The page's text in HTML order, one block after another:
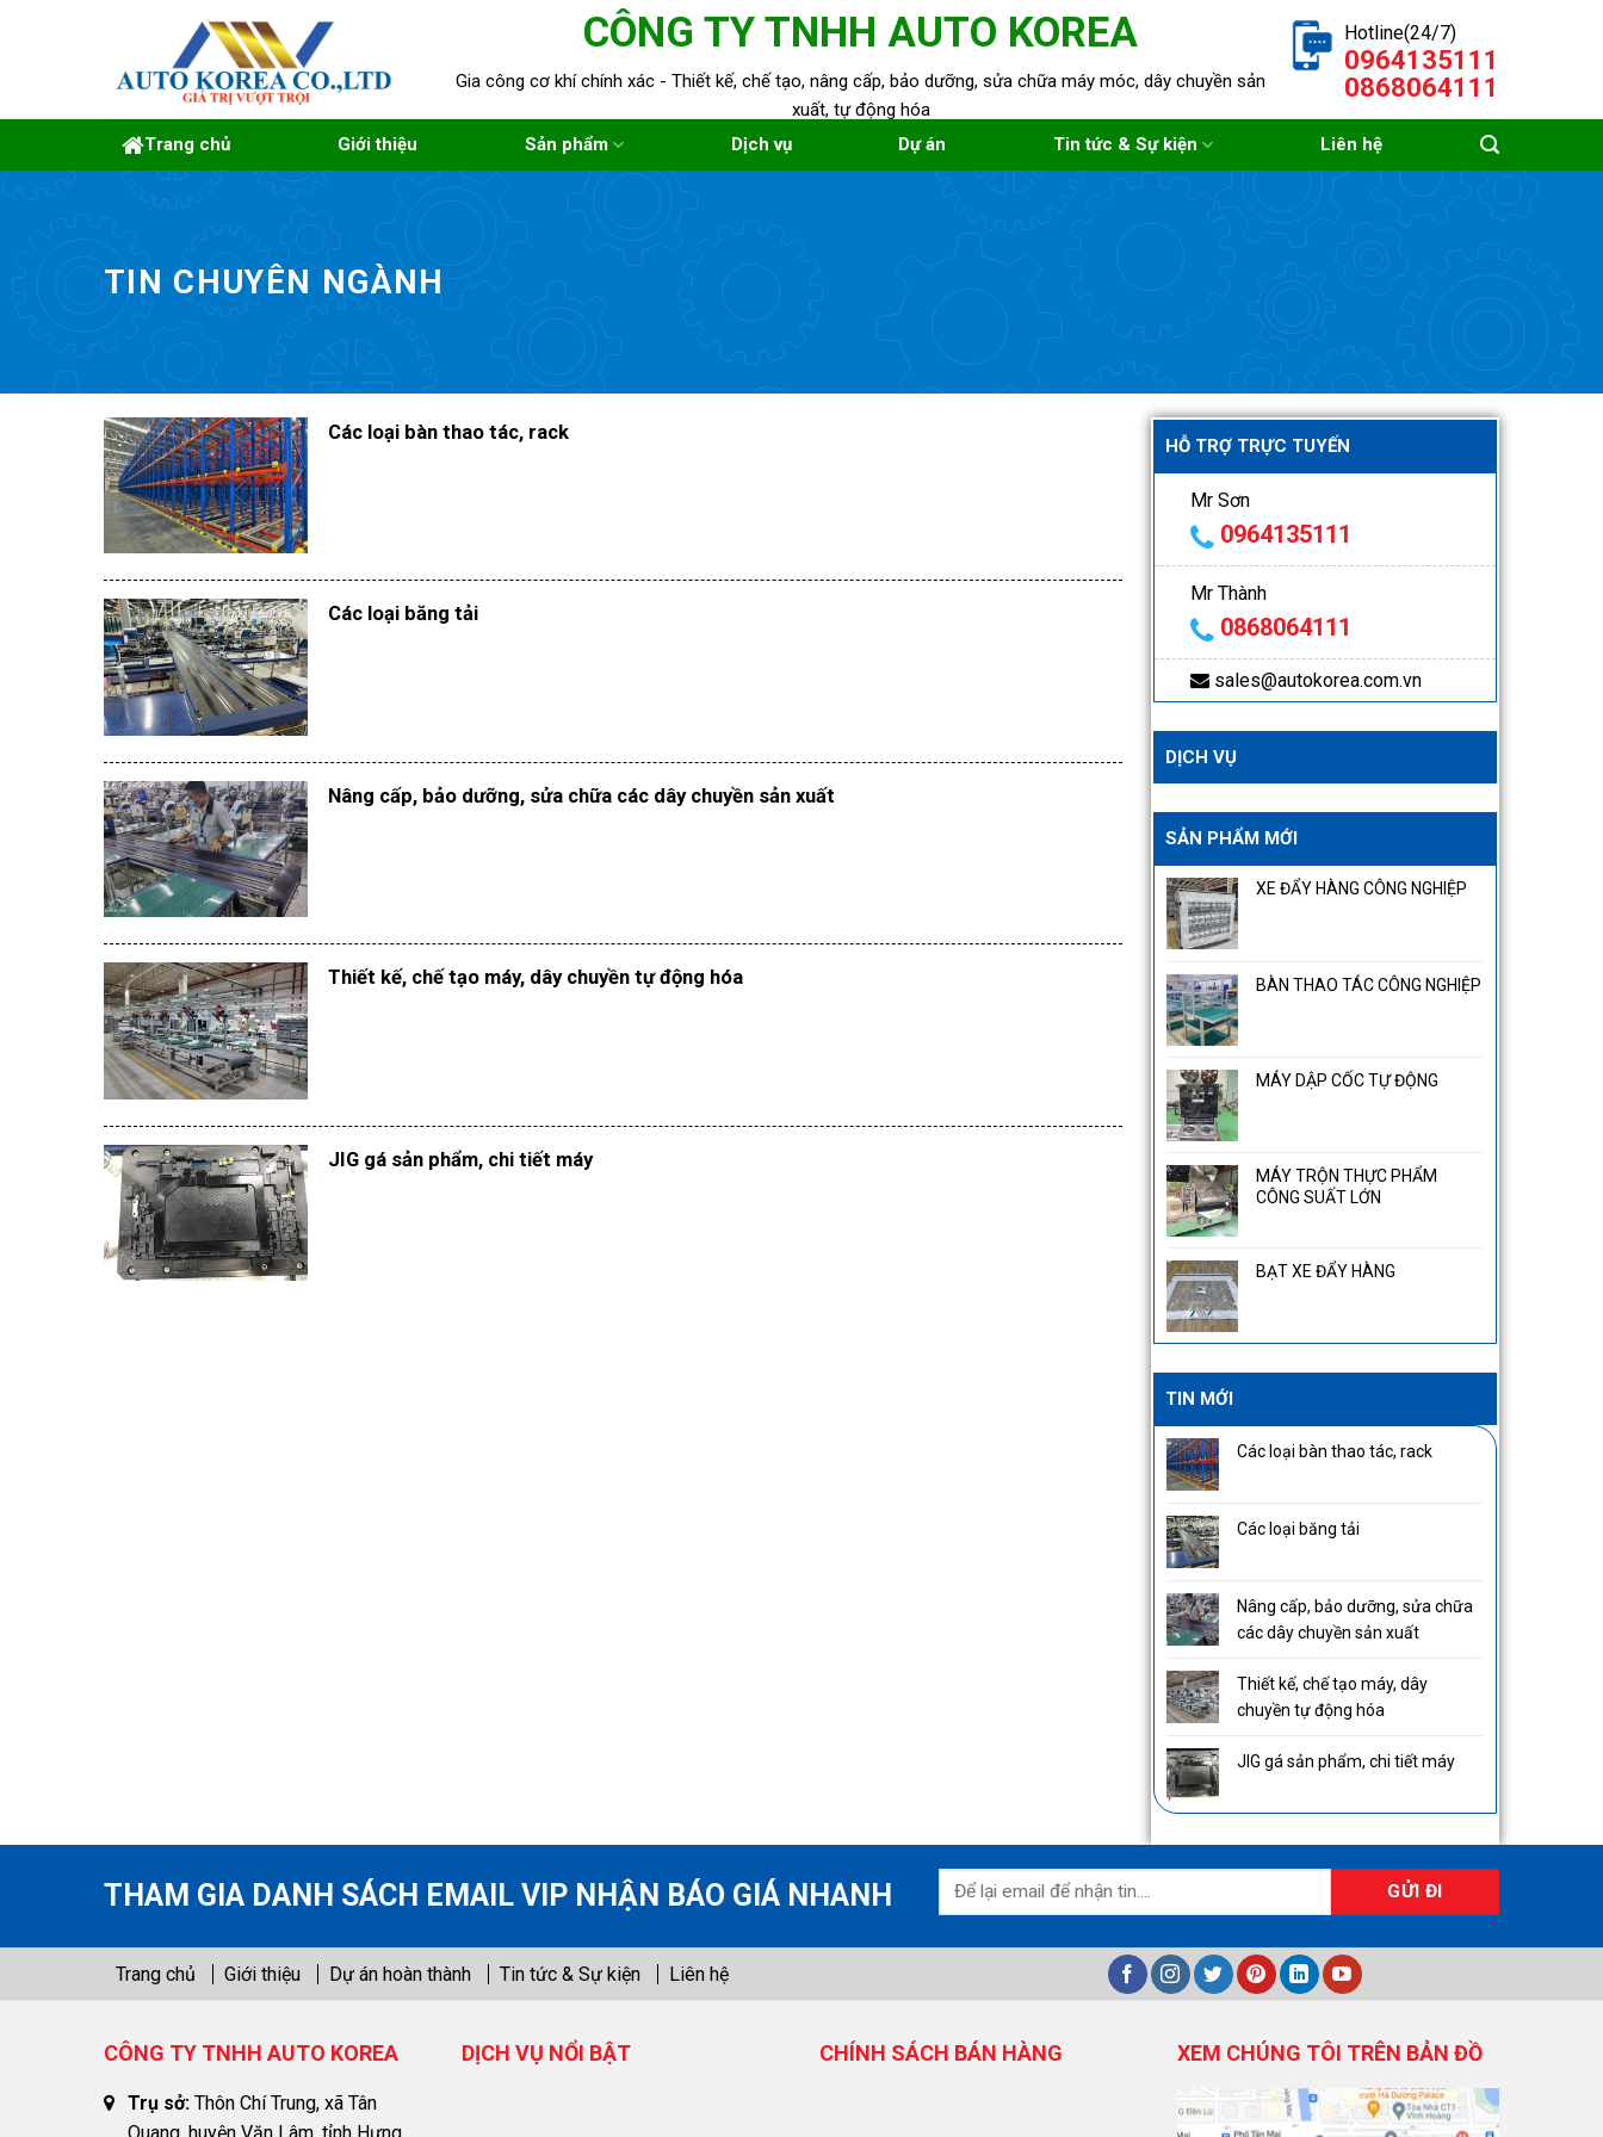
CÔNG TY TNHH AUTO KOREA
Gia công cơ khí chính xác - Thiết kế, chế tạo, nâng cấp, bảo dưỡng, sửa chữa máy móc, dây chuyền sản
xuất, tự động hóa
Hotline(24/7)
0964135111
0868064111
Trang chủ Giới thiệu Sản phẩm Dịch vụ Dự án Tin tức & Sự kiện Liên hệ
TIN CHUYÊN NGÀNH
Các loại bàn thao tác, rack
Các loại băng tải
Nâng cấp, bảo dưỡng, sửa chữa các dây chuyền sản xuất
Thiết kế, chế tạo máy, dây chuyền tự động hóa
JIG gá sản phẩm, chi tiết máy
HỖ TRỢ TRỰC TUYẾN
Mr Sơn
0964135111
Mr Thành
0868064111
sales@autokorea.com.vn
DỊCH VỤ
SẢN PHẨM MỚI
XE ĐẨY HÀNG CÔNG NGHIỆP
BÀN THAO TÁC CÔNG NGHIỆP
MÁY DẬP CỐC TỰ ĐỘNG
MÁY TRỘN THỰC PHẨM
CÔNG SUẤT LỚN
BẠT XE ĐẨY HÀNG
TIN MỚI
Các loại bàn thao tác, rack
Các loại băng tải
Nâng cấp, bảo dưỡng, sửa chữa
các dây chuyền sản xuất
Thiết kế, chế tạo máy, dây
chuyền tự động hóa
JIG gá sản phẩm, chi tiết máy
THAM GIA DANH SÁCH EMAIL VIP NHẬN BÁO GIÁ NHANH
Trang chủ Giới thiệu Dự án hoàn thành Tin tức & Sự kiện Liên hệ
CÔNG TY TNHH AUTO KOREA
Trụ sở: Thôn Chí Trung, xã Tân
DỊCH VỤ NỔI BẬT CHÍNH SÁCH BÁN HÀNG XEM CHÚNG TÔI TRÊN BẢN ĐỒ